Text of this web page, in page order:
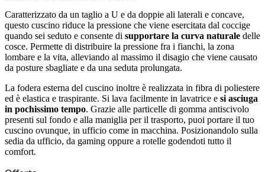
Caratterizzato da un taglio a U e da doppie ali laterali e concave,
questo cuscino riduce la pressione che viene esercitata dal coccige
quando sei seduto e consente di supportare la curva naturale delle
cosce. Permette di distribuire la pressione fra i fianchi, la zona
lombare e la vita, alleviando al massimo il disagio che viene causato
da posture sbagliate e da una seduta prolungata.
La fodera esterna del cuscino inoltre è realizzata in fibra di poliestere
ed è elastica e traspirante. Si lava facilmente in lavatrice e si asciuga
in pochissimo tempo. Grazie alle particelle di gomma antiscivolo
presenti sul fondo e alla maniglia per il trasporto, puoi portare il tuo
cuscino ovunque, in ufficio come in macchina. Posizionandolo sulla
sedia da ufficio, da gaming oppure a rotelle godendoti tutto il
comfort.